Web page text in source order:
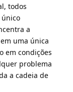
todos
a
uma única
em condições
problema
a cadeia de